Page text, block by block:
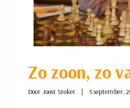
Zo zoon, zo
Door Joost Stoker 5 september,